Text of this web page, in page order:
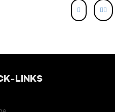
LINKS